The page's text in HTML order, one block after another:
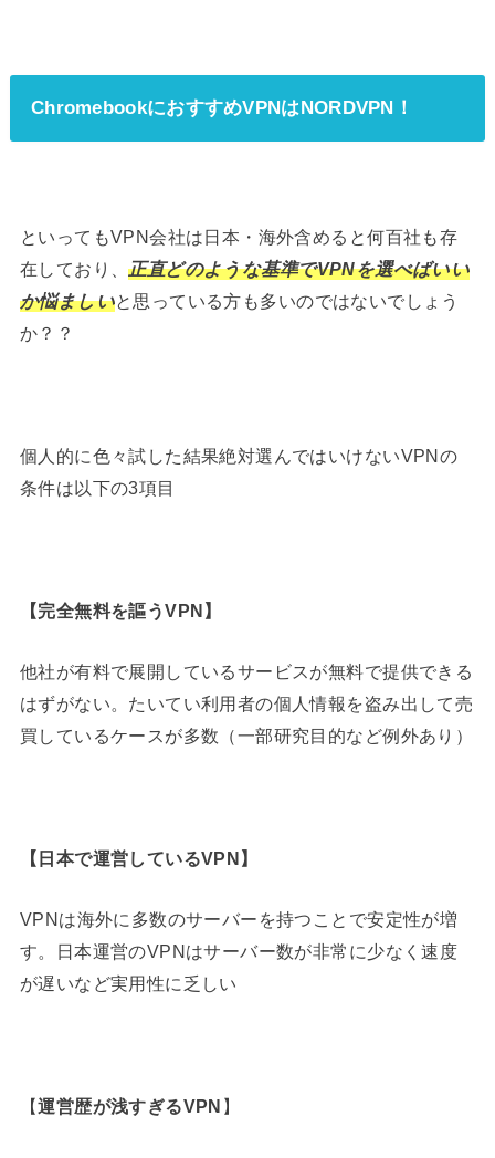
ChromebookにおすすめVPNはNORDVPN！
といってもVPN会社は日本・海外含めると何百社も存
在しており、正直どのような基準でVPNを選べばいい
か悩ましいと思っている方も多いのではないでしょう
か？？
個人的に色々試した結果絶対選んではいけないVPNの
条件は以下の3項目
【完全無料を謳うVPN】
他社が有料で展開しているサービスが無料で提供できる
はずがない。たいてい利用者の個人情報を盗み出して売
買しているケースが多数（一部研究目的など例外あり）
【 日本で運営しているVPN】
VPNは海外に多数のサーバーを持つことで安定性が増
す。日本運営のVPNはサーバー数が非常に少なく速度
が遅いなど実用性に乏しい
【運営歴が浅すぎるVPN 】